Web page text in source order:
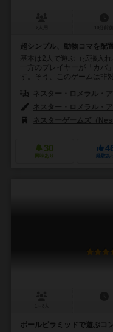
超シンプル、動物コマを配
基本は2人で遊ぶ（拡張入
一方のプレイヤーが「カバ
す。そう、このゲームは非
ネスター・ロメラル・
ネスター・ロメラル・
ネスターゲームズ（
30
興味あり 経験あり
ボールピラミッドで遊ぶコ